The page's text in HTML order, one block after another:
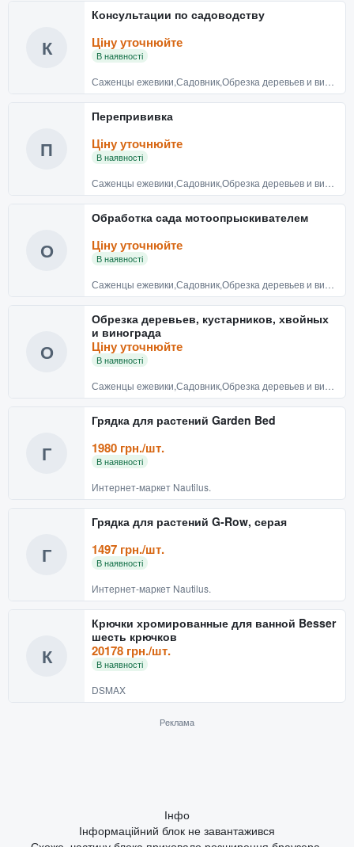
К
Консультации по садоводству
Ціну уточнюйте
В наявності
П
Перепрививка
Ціну уточнюйте
В наявності
О
Обработка сада мотоопрыскивателем
Ціну уточнюйте
В наявності
О
Обрезка деревьев, кустарников, хвойных
и винограда
Ціну уточнюйте
В наявності
Г
Грядка для растений Garden Bed
1980 грн./шт.
В наявності
Интернет-маркет Nautilus.
Г
Грядка для растений G-Row, серая
1497 грн./шт.
В наявності
Интернет-маркет Nautilus.
К
Крючки хромированные для ванной Besser
шесть крючков
20178 грн./шт.
В наявності
DSMAX
Реклама
Інфо
Інформаційний блок не завантажився